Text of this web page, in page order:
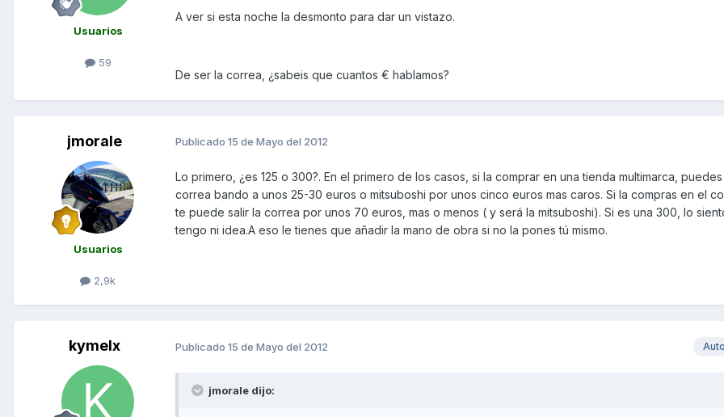
Usuarios
59
A ver si esta noche la desmonto para dar un vistazo.
De ser la correa, ¿sabeis que cuantos € hablamos?
jmorale
Usuarios
2,9k
Publicado 15 de Mayo del 2012
Lo primero, ¿es 125 o 300?. En el primero de los casos, si la comprar en una tienda multimarca,
correa bando a unos 25-30 euros o mitsuboshi por unos cinco euros mas caros. Si la compras en el
te puede salir la correa por unos 70 euros, mas o menos ( y será la mitsuboshi). Si es una 300, lo
tengo ni idea.A eso le tienes que añadir la mano de obra si no la pones tú mismo.
kymelx Publicado 15 de Mayo del 2012
jmorale dijo: